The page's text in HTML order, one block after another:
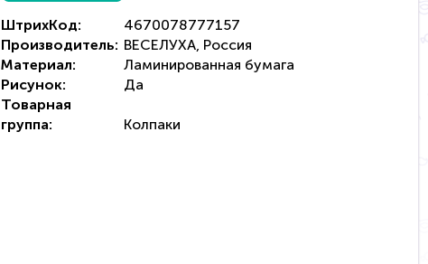
ШтрихКод:
4670078777157
Производитель: ВЕСЕЛУХА, Россия
Материал:
Ламинированная бумага
Рисунок:
Да
Товарная
группа:
Колпаки